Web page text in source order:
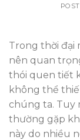
Trong thời đại
nên quan
thói quen tiết
không thể
chúng ta. Tuy
thường gặp
này do nhiều